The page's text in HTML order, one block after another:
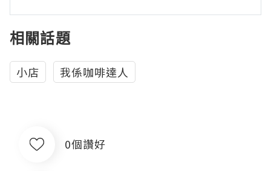
相關話題
小店 我係咖啡達人
0個讚好